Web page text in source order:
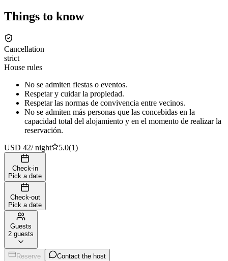
Things to know
Cancellation
strict
House rules
No se admiten fiestas o eventos.
Respetar y cuidar la propiedad.
Respetar las normas de convivencia entre vecinos.
No se admiten más personas que las concebidas en la
capacidad total del alojamiento y en el momento de realizar la
reservación.
USD 42/night 5.0(1)
Check-in
Pick a date
Check-out
Pick a date
Guests
2 guests
Reserve Contact the host